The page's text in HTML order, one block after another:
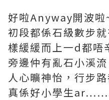
好啦Anyway開波啦
初段都係石級數步
樣緩緩而上一d都唔
旁邊仲有亂石小溪
人心曠神怡，行步
真係好小學生